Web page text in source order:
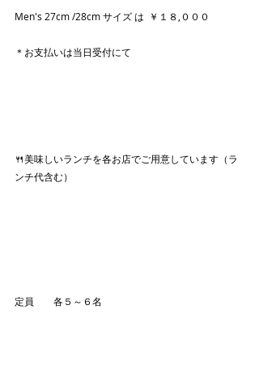
Men's 27cm /28cm サイズ は  ￥１８,０００
＊お支払いは当日受付にて
🍴美味しいランチを各お店でご用意しています（ラ
ンチ代含む）
定員　　各５～６名